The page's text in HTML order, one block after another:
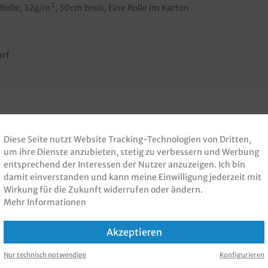
32g/m², 30cm breit, Eine Rolle im Karton
GEKAUFT
Diese Seite nutzt Website Tracking-Technologien von Dritten,
um ihre Dienste anzubieten, stetig zu verbessern und Werbung
entsprechend der Interessen der Nutzer anzuzeigen. Ich bin
damit einverstanden und kann meine Einwilligung jederzeit mit
Wirkung für die Zukunft widerrufen oder ändern.
Mehr Informationen
Akzeptieren
Nur technisch notwendige Konfigurieren